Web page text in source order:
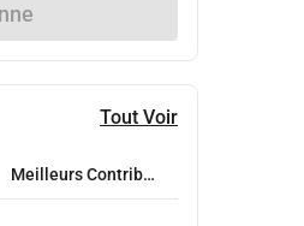
Tout Voir
Meilleurs Contributeurs